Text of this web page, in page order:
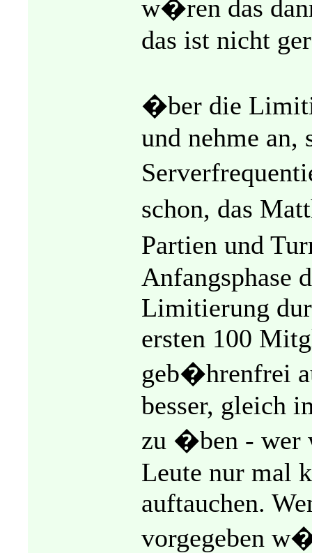
w�ren das
das ist nicht
�ber die
und nehme an,
schon, das
Partien und
Anfangsphase
Limitierung
ersten 100
geb�hrenfrei
besser, gleich
zu �ben - wer
Leute nur mal
auftauchen.
vorgegeben